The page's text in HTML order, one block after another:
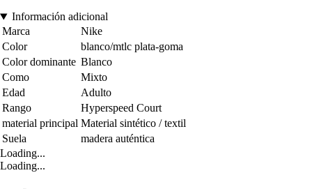
Información adicional
Marca
Nike
Color
blanco/mtlc plata-goma
Color dominante Blanco
Como
Mixto
Edad
Adulto
Rango
Hyperspeed Court
material principal Material sintético / textil
Suela
madera auténtica
Loading...
Loading...